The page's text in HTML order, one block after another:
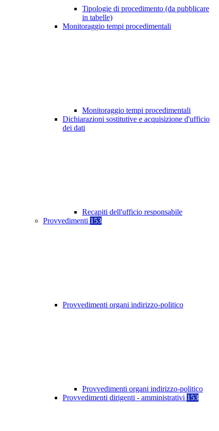
Tipologie di procedimento (da pubblicare
in tabelle)
Monitoraggio tempi procedimentali
Monitoraggio tempi procedimentali
Dichiarazioni sostitutive e acquisizione d'ufficio
dei dati
Recapiti dell'ufficio responsabile
Provvedimenti 153
Provvedimenti organi indirizzo-politico
Provvedimenti organi indirizzo-politico
Provvedimenti dirigenti - amministrativi 153